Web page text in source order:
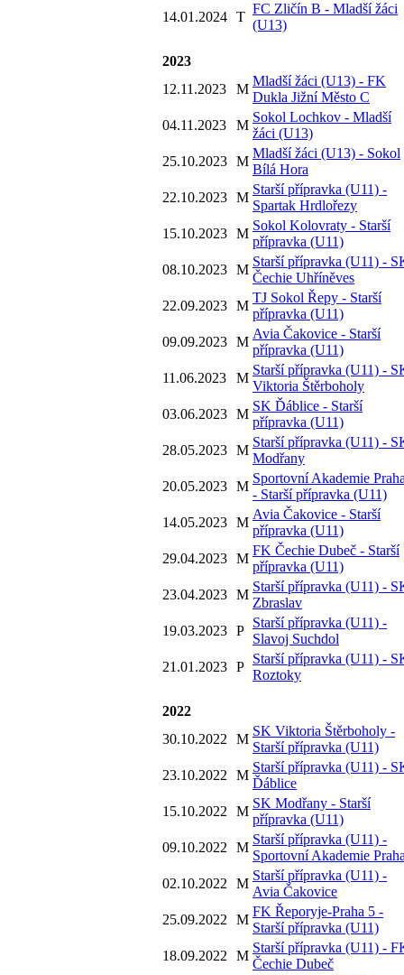
14.01.2024 T
FC Zličín B - Mladší žáci
(U13)
2023
12.11.2023
M
Mladší žáci (U13) - FK
Dukla Jižní Město C
04.11.2023
M
Sokol Lochkov - Mladší
žáci (U13)
25.10.2023 M
Mladší žáci (U13) - Sokol
Bílá Hora
22.10.2023 M
Starší přípravka (U11) -
Spartak Hrdlořezy
15.10.2023 M
Sokol Kolovraty - Starší
přípravka (U11)
08.10.2023 M
Starší přípravka (U11) -
Čechie Uhříněves
22.09.2023 M
TJ Sokol Řepy - Starší
přípravka (U11)
09.09.2023 M
Avia Čakovice - Starší
přípravka (U11)
11.06.2023
M
Starší přípravka (U11) -
Viktoria Štěrboholy
03.06.2023 M
SK Ďáblice - Starší
přípravka (U11)
28.05.2023 M
Starší přípravka (U11) -
Modřany
20.05.2023 M
Sportovní Akademie
- Starší přípravka (U11)
14.05.2023 M
Avia Čakovice - Starší
přípravka (U11)
29.04.2023 M
FK Čechie Dubeč - Starší
přípravka (U11)
23.04.2023 M
Starší přípravka (U11) -
Zbraslav
19.03.2023 P
Starší přípravka (U11) -
Slavoj Suchdol
21.01.2023 P
Starší přípravka (U11) -
Roztoky
2022
30.10.2022
M
SK Viktoria Štěrboholy -
Starší přípravka (U11)
23.10.2022
M
Starší přípravka (U11) -
Ďáblice
15.10.2022
M
SK Modřany - Starší
přípravka (U11)
09.10.2022
M
Starší přípravka (U11) -
Sportovní Akademie
02.10.2022
M
Starší přípravka (U11) -
Avia Čakovice
25.09.2022
M
FK Řeporyje-Praha 5 -
Starší přípravka (U11)
18.09.2022
M
Starší přípravka (U11) -
Čechie Dubeč